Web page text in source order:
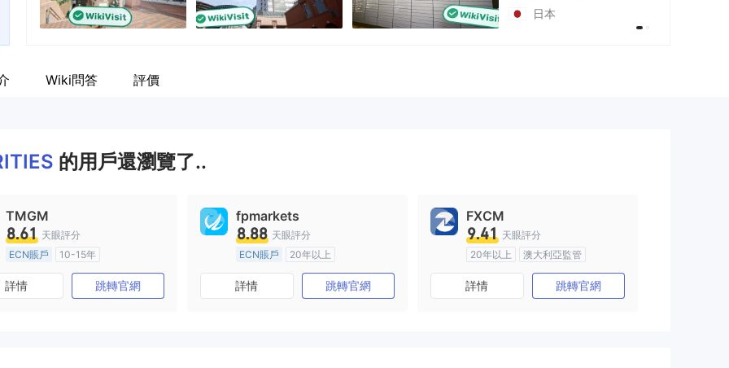
日本
Wiki問答 評價
的用戶還瀏覽了..
TMGM
8.61 天眼評分
ECN賬戶
10-15年
澳大利亞監管
全牌照 (MM)
主標MT4
詳情 跳轉官網
fpmarkets
8.88 天眼評分
ECN賬戶
20年以上
澳大利亞監管
全牌照 (MM)
主標MT4
詳情 跳轉官網
FXCM
9.41 天眼評分
20年以上
澳大利亞監管
全牌照 (MM)
主標MT4
詳情 跳轉官網